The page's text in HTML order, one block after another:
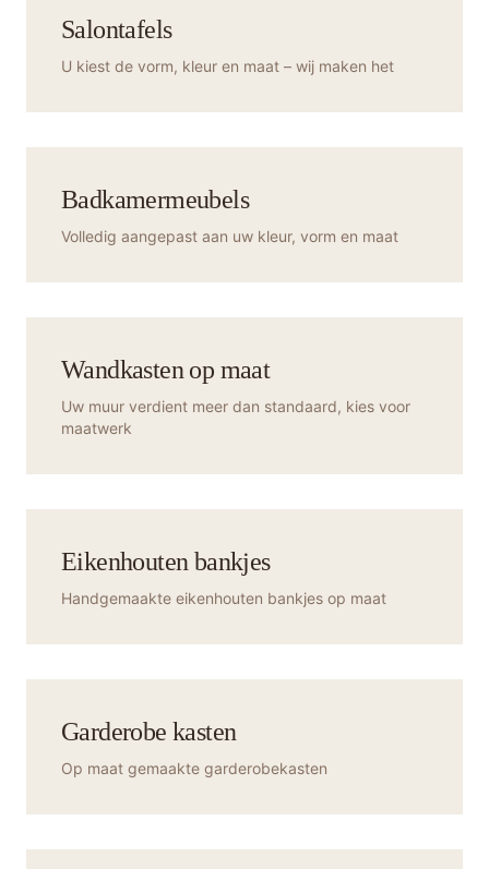
Salontafels
U kiest de vorm, kleur en maat – wij maken het
Badkamermeubels
Volledig aangepast aan uw kleur, vorm en maat
Wandkasten op maat
Uw muur verdient meer dan standaard, kies voor
maatwerk
Eikenhouten bankjes
Handgemaakte eikenhouten bankjes op maat
Garderobe kasten
Op maat gemaakte garderobekasten